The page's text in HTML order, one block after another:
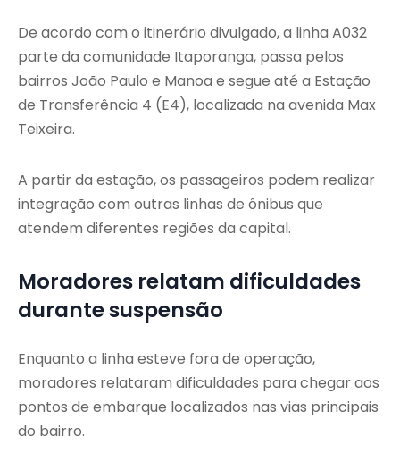
De acordo com o itinerário divulgado, a linha A032
parte da comunidade Itaporanga, passa pelos
bairros João Paulo e Manoa e segue até a Estação
de Transferência 4 (E4), localizada na avenida Max
Teixeira.
A partir da estação, os passageiros podem realizar
integração com outras linhas de ônibus que
atendem diferentes regiões da capital.
Moradores relatam dificuldades
durante suspensão
Enquanto a linha esteve fora de operação,
moradores relataram dificuldades para chegar aos
pontos de embarque localizados nas vias principais
do bairro.